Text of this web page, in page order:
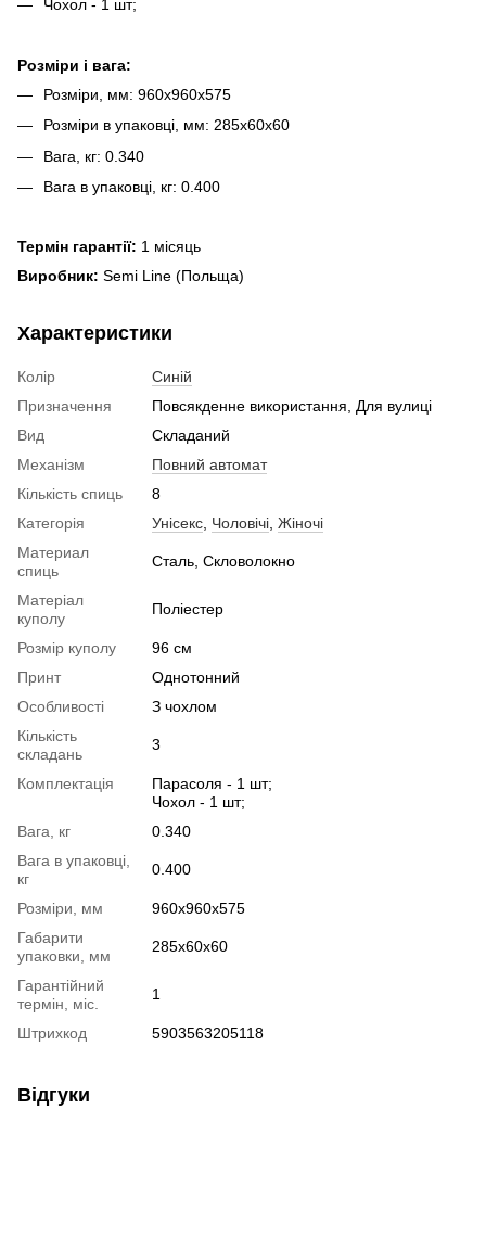
Чохол - 1 шт;
Розміри і вага:
Розміри, мм: 960х960х575
Розміри в упаковці, мм: 285х60х60
Вага, кг: 0.340
Вага в упаковці, кг: 0.400
Термін гарантії: 1 місяць
Виробник: Semi Line (Польща)
Характеристики
Колір
Синій
Призначення
Повсякденне використання, Для вулиці
Вид
Складаний
Механізм
Повний автомат
Кількість спиць
8
Категорія
Унісекс, Чоловічі, Жіночі
Материал
спиць
Сталь, Скловолокно
Матеріал
куполу
Поліестер
Розмір куполу
96 см
Принт
Однотонний
Особливості
З чохлом
Кількість
складань
3
Комплектація
Парасоля - 1 шт;
Чохол - 1 шт;
Вага, кг
0.340
Вага в упаковці,
кг
0.400
Розміри, мм
960х960х575
Габарити
упаковки, мм
285х60х60
Гарантійний
термін, міс.
1
Штрихкод 5903563205118
Відгуки